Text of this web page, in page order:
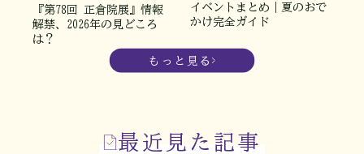
『第78回 正倉院展』情報
解禁、2026年の見どころ
は？
イベントまとめ｜夏のおで
かけ完全ガイド
もっと見る
最近見た記事